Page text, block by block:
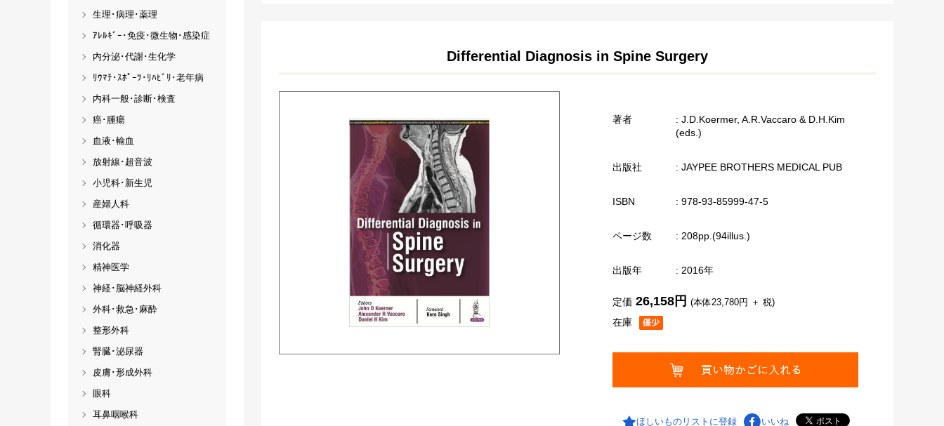
Differential Diagnosis in Spine Surgery
著者
: J.D.Koermer, A.R.Vaccaro & D.H.Kim
(eds.)
出版社 : JAYPEE BROTHERS MEDICAL PUB
ISBN : 978-93-85999-47-5
ページ数 : 208pp.(94illus.)
出版年 : 2016年
在庫
定価 26,158円 (本体23,780円 ＋ 税)
ほしいものリストに登録 いいね
生理･病理･薬理
ｱﾚﾙｷﾞｰ･免疫･微生物･感染症
内分泌･代謝･生化学
ﾘｳﾏﾁ･ｽﾎﾟｰﾂ･ﾘﾊﾋﾞﾘ･老年病
内科一般･診断･検査
癌･腫瘍
血液･輸血
放射線･超音波
小児科･新生児
産婦人科
循環器･呼吸器
消化器
精神医学
神経･脳神経外科
外科･救急･麻酔
整形外科
腎臓･泌尿器
皮膚･形成外科
眼科
耳鼻咽喉科